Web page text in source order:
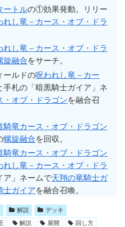
ートルの①効果発動。リリー
れし竜－カース・オブ・ドラ
れし竜－カース・オブ・ドラ
旋融合をサーチ。
ールドの呪われし竜－カー
手札の「暗黒騎士ガイア」ネ
・オブ・ドラゴンを融合召
騎竜カース・オブ・ドラゴン
螺旋融合を回収。
騎竜カース・オブ・ドラゴン
れし竜－カース・オブ・ドラ
ア」ネームで天翔の竜騎士ガ
士ガイアを融合召喚。
解説
デッキ
解説 展開 回し方